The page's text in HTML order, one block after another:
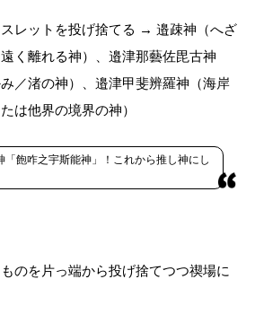
レットを投げ捨てる → 邉疎神（へざ
く離れる神）、邉津那藝佐毘古神
み／渚の神）、邉津甲斐辨羅神（海岸
は他界の境界の神）
「飽咋之宇斯能神」！これから推し神にし
のを片っ端から投げ捨てつつ禊場に